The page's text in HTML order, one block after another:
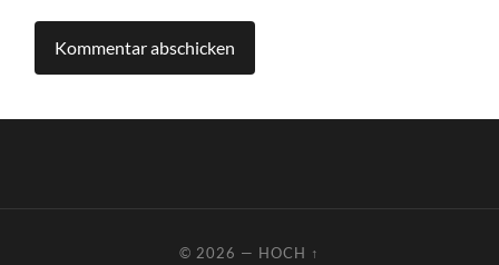
© 2026 — HOCH ↑